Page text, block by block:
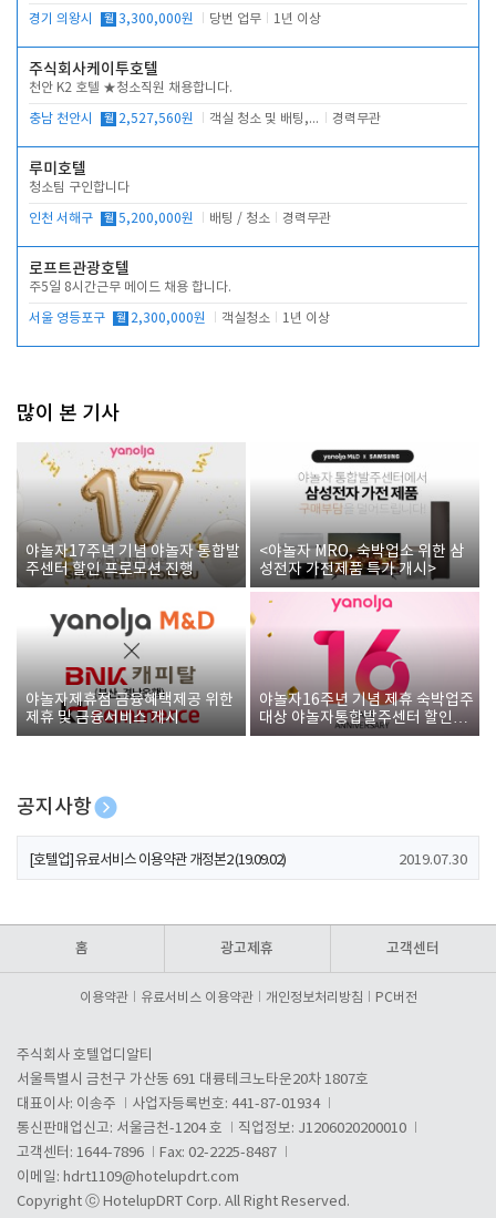
경기 의왕시 월 3,300,000원 당번 업무 1년 이상
주식회사케이투호텔
천안 K2 호텔 ★청소직원 채용합니다.
충남 천안시 월 2,527,560원 객실 청소 및 배팅, 주변 시설 청소 경력무관
루미호텔
청소팀 구인합니다
인천 서해구 월 5,200,000원 배팅 / 청소 경력무관
로프트관광호텔
주5일 8시간근무 메이드 채용 합니다.
서울 영등포구 월 2,300,000원 객실청소 1년 이상
많이 본 기사
야놀자17주년 기념 야놀자 통합발
주센터 할인 프로모션 진행
<야놀자 MRO, 숙박업소 위한 삼
성전자 가전제품 특가 개시>
야놀자제휴점 금융혜택제공 위한
제휴 및 금융서비스 게시
야놀자16주년 기념 제휴 숙박업주
대상 야놀자통합발주센터 할인쿠
폰 증정
공지사항
[호텔업] 개인정보 처리방침 개정본1 (19.09.02)
[호텔업] 유료서비스 이용약관 개정본2 (19.09.02) 2019.07.30
홈 광고제휴 고객센터
이용약관 유료서비스 이용약관 개인정보처리방침 PC버전
주식회사 호텔업디알티
서울특별시 금천구 가산동 691 대륭테크노타운20차 1807호
대표이사: 이송주
사업자등록번호: 441-87-01934
통신판매업신고: 서울금천-1204 호
직업정보: J1206020200010
고객센터: 1644-7896
Fax: 02-2225-8487
이메일: hdrt1109@hotelupdrt.com
Copyright ⓒ HotelupDRT Corp. All Right Reserved.